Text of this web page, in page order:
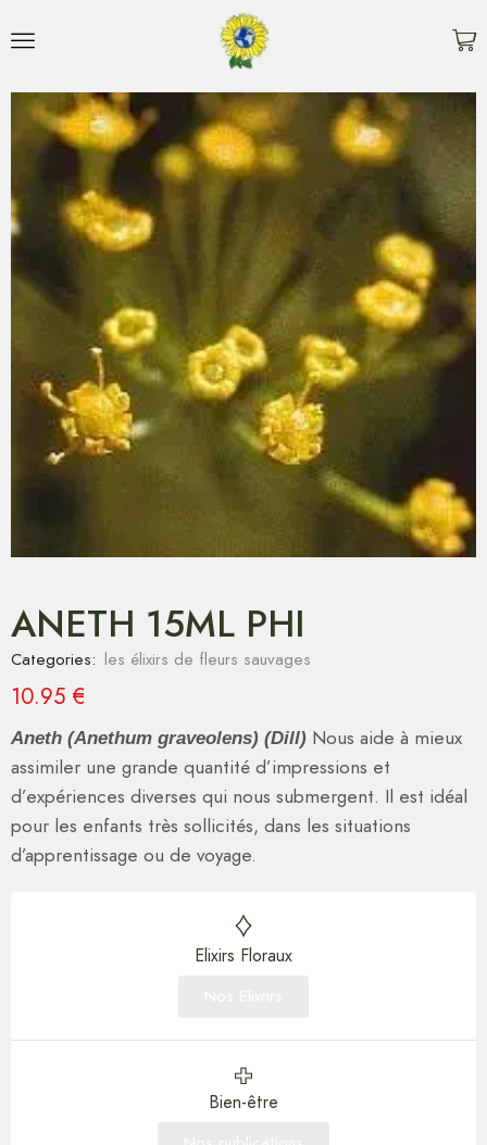
ANETH 15ML PHI
Categories: les élixirs de fleurs sauvages
10.95 €
Aneth (Anethum graveolens) (Dill) Nous aide à mieux
assimiler une grande quantité d’impressions et
d’expériences diverses qui nous submergent. Il est idéal
pour les enfants très sollicités, dans les situations
d’apprentissage ou de voyage.
Elixirs Floraux
Bien-être